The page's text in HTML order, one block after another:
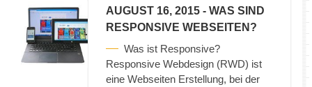
AUGUST 16, 2015 - WAS SIND
RESPONSIVE WEBSEITEN?
Was ist Responsive?
Responsive Webdesign (RWD) ist
eine Webseiten Erstellung, bei der